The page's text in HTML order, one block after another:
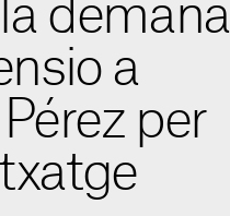
demana
a
per